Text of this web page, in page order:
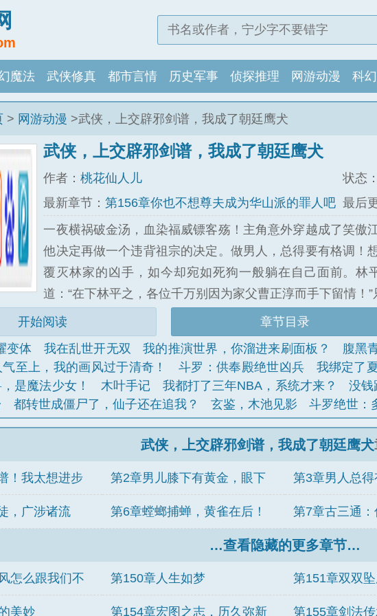
魔法 武侠修真 都市言情 历史军事 侦探推理 网游动漫 科
> 网游动漫 >武侠，上交辟邪剑谱，我成了朝廷鹰犬
武侠，上交辟邪剑谱，我成了朝廷鹰犬
作者：桃花仙人儿
状态
最新章节：第156章你也不想尊夫成为华山派的罪人吧 最后
一夜横祸破金汤，血染福威镖客殇！主角意外穿越成了笑傲
他决定再做一个违背祖宗的决定。做男人，总得要有格调！
覆灭林家的凶手，如今却宛如死狗一般躺在自己面前。
道：“在下林平之，各位千万别因为家父曹正淳而手下留情
开始阅读 章节目录
变体 我在乱世开无双 我的推演世界，你溜进来刷面板？ 腹黑
气至上，我的画风过于清奇！ 斗罗：供奉殿绝世凶兵 我绑定了
是魔法少女！ 木叶手记 我都打了三年NBA，系统才来？ 没钱
都转世成僵尸了，仙子还在追我？ 玄鉴，木池见影 斗罗绝世：
武侠，上交辟邪剑谱，我成了朝廷鹰犬
！我太想进步 第2章男儿膝下有黄金，眼下
正是提现时！
第3章男人总
爪飞鹰！
，广涉诸流 第6章螳螂捕蝉，黄雀在后！ 第7章古三通
么？
…查看隐藏的更多章节…
怎么跟我们不 第150章人生如梦 第151章双双
美妙 第154章宏图之志，历久弥新 第155章剑法